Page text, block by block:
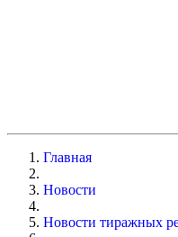
Главная
Новости
Новости тиражных